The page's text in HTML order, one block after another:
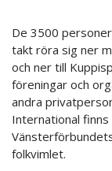
De 3500
takt röra sig ner
och ner till
föreningar och
andra
International
folkvimlet.